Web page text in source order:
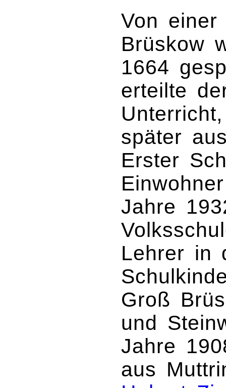
Von
Brüskow
1664
erteilte
später
Erster
Jahre
Lehrer in
Groß
und
Jahre
aus